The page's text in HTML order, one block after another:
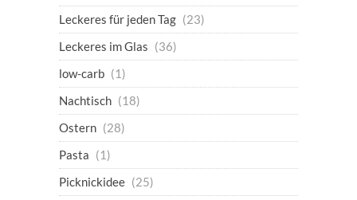
Leckeres für jeden Tag (23)
Leckeres im Glas (36)
low-carb (1)
Nachtisch (18)
Ostern (28)
Pasta (1)
Picknickidee (25)